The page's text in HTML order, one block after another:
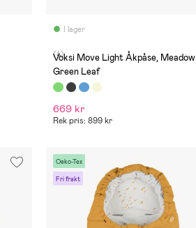
I lager
(4)
Voksi Move Light Åkpåse, Meadow
Green Leaf
669 kr
Rek pris: 899 kr
Oeko-Tex
Fri frakt